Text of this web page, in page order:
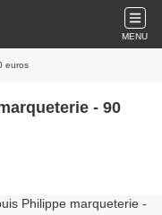
MENU
euros
- 90